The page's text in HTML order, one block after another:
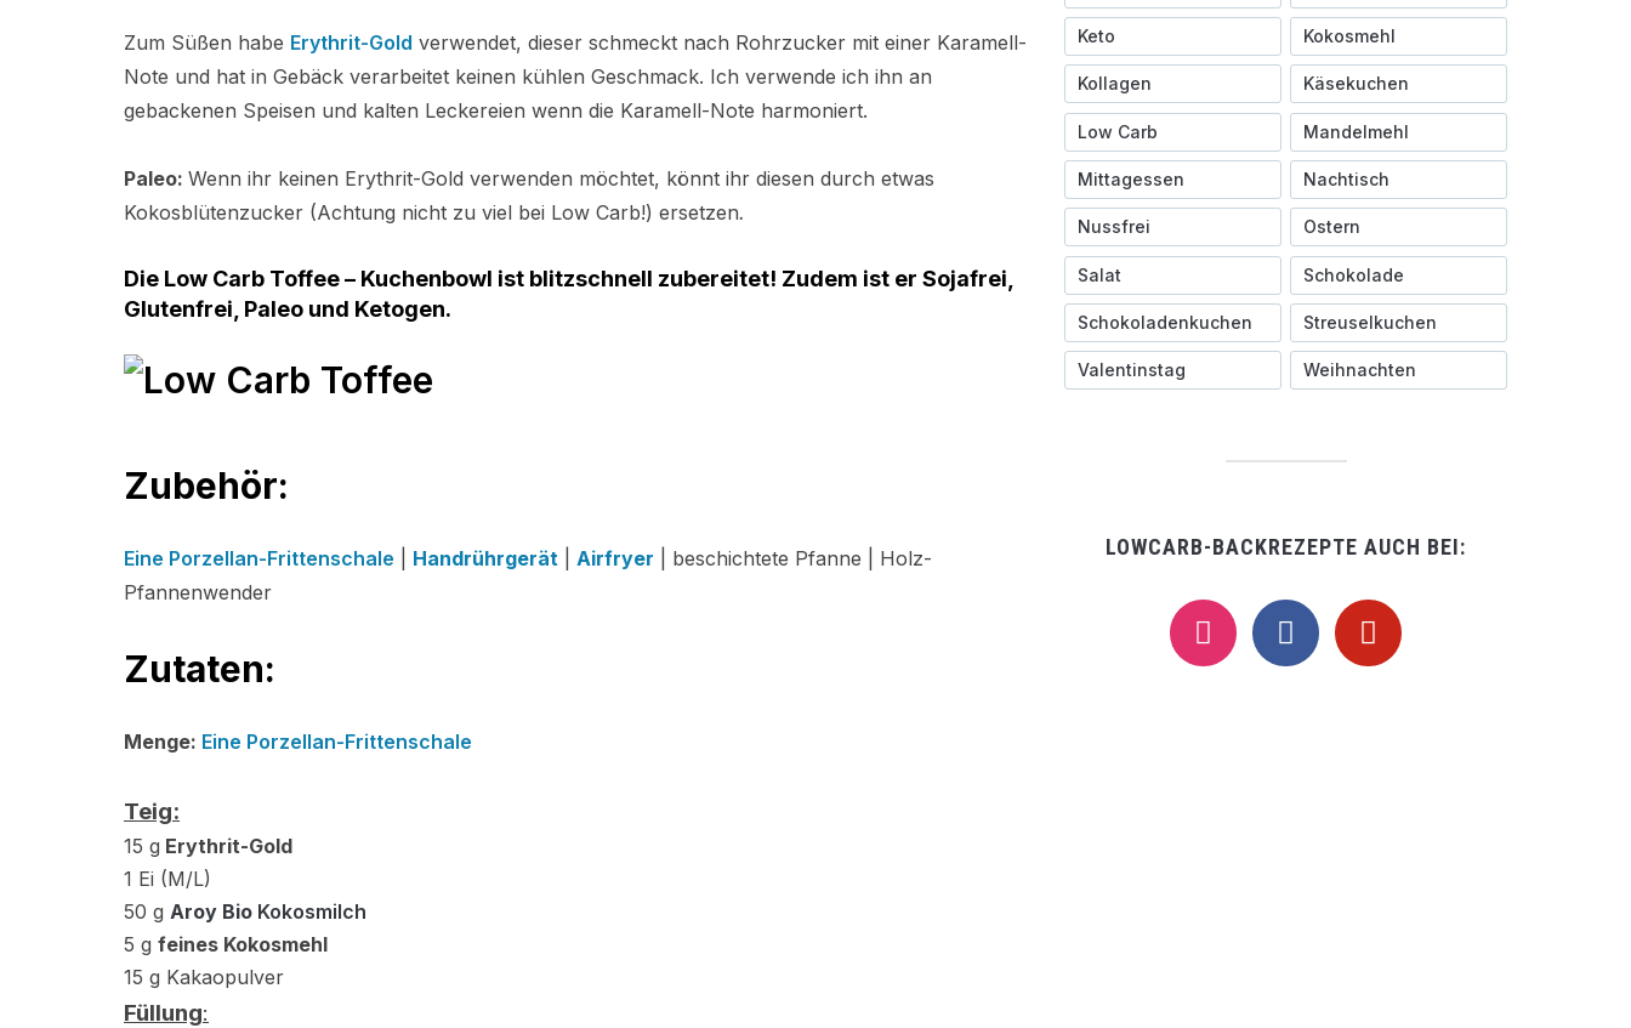
Zum Süßen habe Erythrit-Gold verwendet, dieser schmeckt nach Rohrzucker mit einer Karamell-
Note und hat in Gebäck verarbeitet keinen kühlen Geschmack. Ich verwende ich ihn an
gebackenen Speisen und kalten Leckereien wenn die Karamell-Note harmoniert.
Paleo: Wenn ihr keinen Erythrit-Gold verwenden möchtet, könnt ihr diesen durch etwas
Kokosblütenzucker (Achtung nicht zu viel bei Low Carb!) ersetzen.
Die Low Carb Toffee – Kuchenbowl ist blitzschnell zubereitet! Zudem ist er Sojafrei,
Glutenfrei, Paleo und Ketogen.
Zubehör:
Eine Porzellan-Frittenschale Handrührgerät Airfryer | beschichtete Pfanne | Holz-
Pfannenwender
Zutaten:
Menge: Eine Porzellan-Frittenschale
Teig:
15 g Erythrit-Gold
1 Ei (M/L)
50 g Aroy Bio Kokosmilch
5 g feines Kokosmehl
15 g Kakaopulver
Füllung:
Keto Kokosmehl
Kollagen Käsekuchen
Low Carb Mandelmehl
Mittagessen Nachtisch
Nussfrei Ostern
Salat Schokolade
Schokoladenkuchen Streuselkuchen
Valentinstag Weihnachten
LOWCARB-BACKREZEPTE AUCH BEI:
instagramfacebookpinterest